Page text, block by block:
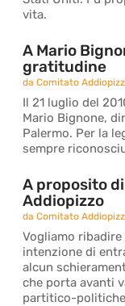
vita.
A Mario
gratitudine
daComitato
Il 21 luglio del
Mario Bignone,
Palermo. Per la
sempre
A proposito
Addiopizzo
daComitato
Vogliamo
intenzione di
alcun
che porta avanti
partitico-